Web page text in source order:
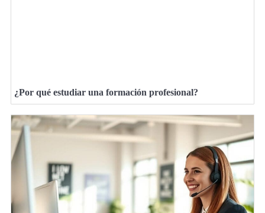
¿Por qué estudiar una formación profesional?